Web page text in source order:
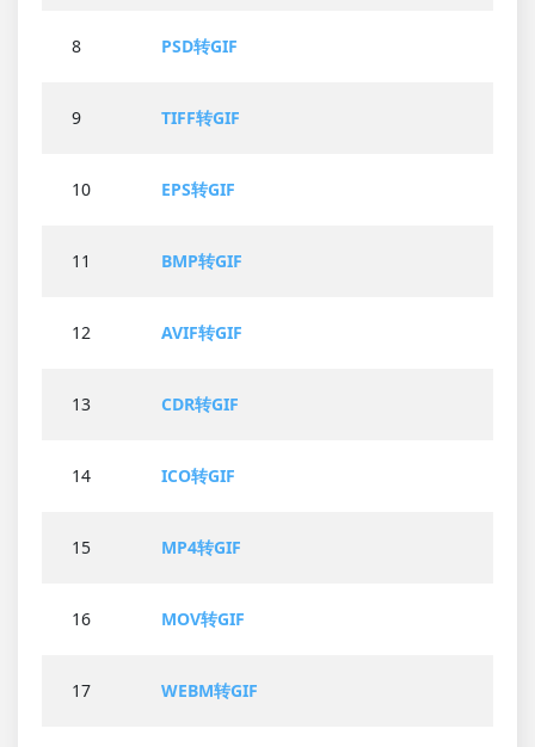
8 PSD转GIF
9 TIFF转GIF
10 EPS转GIF
11 BMP转GIF
12 AVIF转GIF
13 CDR转GIF
14 ICO转GIF
15 MP4转GIF
16 MOV转GIF
17 WEBM转GIF